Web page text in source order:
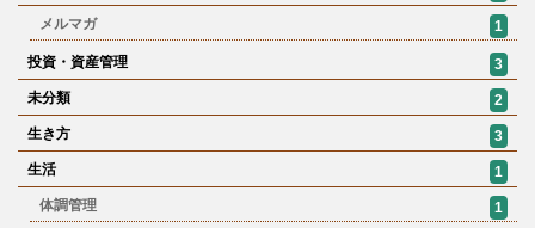
メルマガ
1
投資・資産管理
3
未分類
2
生き方
3
生活
1
体調管理
1